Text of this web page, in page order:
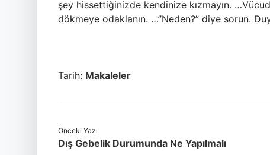
şey hissettiğinizde kendinize kızmayın.
dökmeye odaklanın. …”Neden?” diye sorun.
Tarih: Makaleler
Önceki Yazı
Dış Gebelik Durumunda Ne Yapılmalı